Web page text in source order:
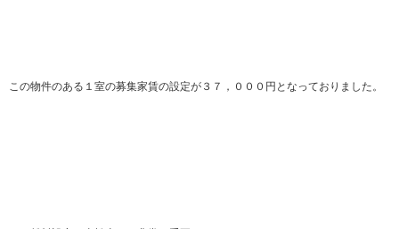
この物件のある１室の募集家賃の設定が３７，０００円となっておりました。